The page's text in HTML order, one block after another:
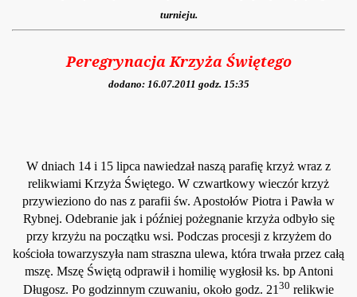
turnieju.
Peregrynacja Krzyża Świętego
dodano: 16.07.2011 godz. 15:35
W dniach 14 i 15 lipca nawiedzał naszą parafię krzyż wraz z
relikwiami Krzyża Świętego. W czwartkowy wieczór krzyż
przywieziono do nas z parafii św. Apostołów Piotra i Pawła w
Rybnej. Odebranie jak i później pożegnanie krzyża odbyło się
przy krzyżu na początku wsi. Podczas procesji z krzyżem do
kościoła towarzyszyła nam straszna ulewa, która trwała przez całą
mszę. Mszę Świętą odprawił i homilię wygłosił ks. bp Antoni
Długosz. Po godzinnym czuwaniu, około godz. 21 30 relikwie